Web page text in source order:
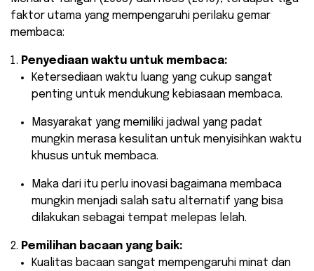
faktor utama yang mempengaruhi perilaku gemar
membaca:
Penyediaan waktu untuk membaca:
Ketersediaan waktu luang yang cukup sangat
penting untuk mendukung kebiasaan membaca.
Masyarakat yang memiliki jadwal yang padat
mungkin merasa kesulitan untuk menyisihkan waktu
khusus untuk membaca.
Maka dari itu perlu inovasi bagaimana membaca
mungkin menjadi salah satu alternatif yang bisa
dilakukan sebagai tempat melepas lelah.
Pemilihan bacaan yang baik:
Kualitas bacaan sangat mempengaruhi minat dan